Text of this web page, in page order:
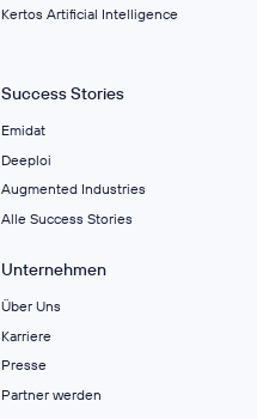
Kertos Artificial Intelligence
Success Stories
Emidat
Deeploi
Augmented Industries
Alle Success Stories
Unternehmen
Über Uns
Karriere
Presse
Partner werden